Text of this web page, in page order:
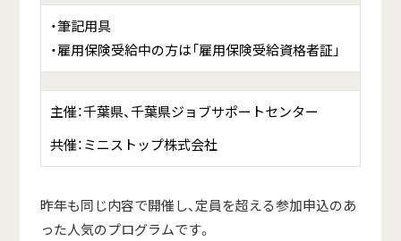
・筆記用具
・雇用保険受給中の方は「雇用保険受給資格者証」
主催：千葉県、千葉県ジョブサポートセンター
共催：ミニストップ株式会社
昨年も同じ内容で開催し、定員を超える参加申込のあ
った人気のプログラムです。